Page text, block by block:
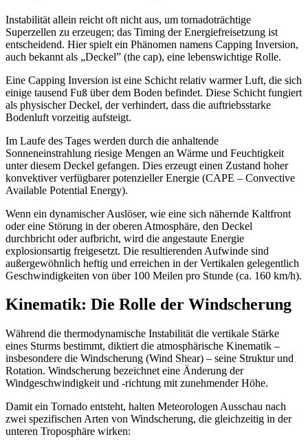
Instabilität allein reicht oft nicht aus, um tornadoträchtige
Superzellen zu erzeugen; das Timing der Energiefreisetzung ist
entscheidend. Hier spielt ein Phänomen namens Capping Inversion,
auch bekannt als „Deckel” (the cap), eine lebenswichtige Rolle.
Eine Capping Inversion ist eine Schicht relativ warmer Luft, die sich
einige tausend Fuß über dem Boden befindet. Diese Schicht fungiert
als physischer Deckel, der verhindert, dass die auftriebsstarke
Bodenluft vorzeitig aufsteigt.
Im Laufe des Tages werden durch die anhaltende
Sonneneinstrahlung riesige Mengen an Wärme und Feuchtigkeit
unter diesem Deckel gefangen. Dies erzeugt einen Zustand hoher
konvektiver verfügbarer potenzieller Energie (CAPE – Convective
Available Potential Energy).
Wenn ein dynamischer Auslöser, wie eine sich nähernde Kaltfront
oder eine Störung in der oberen Atmosphäre, den Deckel
durchbricht oder aufbricht, wird die angestaute Energie
explosionsartig freigesetzt. Die resultierenden Aufwinde sind
außergewöhnlich heftig und erreichen in der Vertikalen gelegentlich
Geschwindigkeiten von über 100 Meilen pro Stunde (ca. 160 km/h).
Kinematik: Die Rolle der Windscherung
Während die thermodynamische Instabilität die vertikale Stärke
eines Sturms bestimmt, diktiert die atmosphärische Kinematik –
insbesondere die Windscherung (Wind Shear) – seine Struktur und
Rotation. Windscherung bezeichnet eine Änderung der
Windgeschwindigkeit und -richtung mit zunehmender Höhe.
Damit ein Tornado entsteht, halten Meteorologen Ausschau nach
zwei spezifischen Arten von Windscherung, die gleichzeitig in der
unteren Troposphäre wirken: